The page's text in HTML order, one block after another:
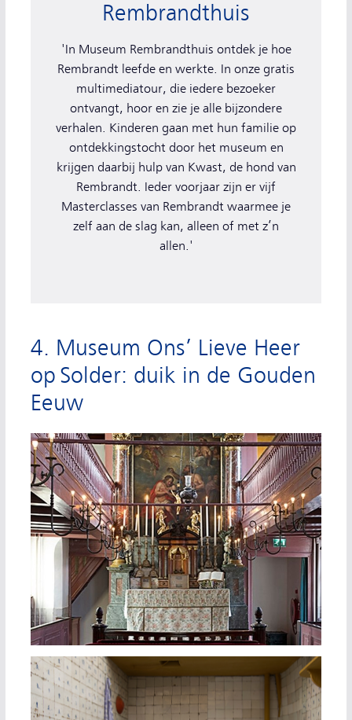
'In Museum Rembrandthuis ontdek je hoe
Rembrandt leefde en werkte. In onze gratis
multimediatour, die iedere bezoeker
ontvangt, hoor en zie je alle bijzondere
verhalen. Kinderen gaan met hun familie op
ontdekkingstocht door het museum en
krijgen daarbij hulp van Kwast, de hond van
Rembrandt. Ieder voorjaar zijn er vijf
Masterclasses van Rembrandt waarmee je
zelf aan de slag kan, alleen of met z’n
allen.'
Rembrandthuis
4. Museum Ons’ Lieve Heer
op Solder: duik in de Gouden
Eeuw